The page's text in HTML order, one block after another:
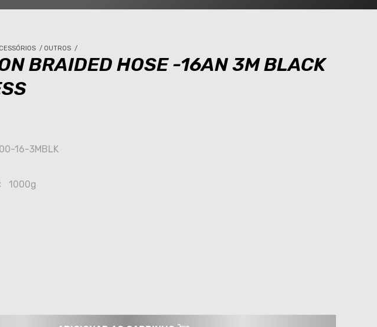
/ OUTROS /
BRAIDED HOSE -16AN 3M BLACK
16-3MBLK
1000g